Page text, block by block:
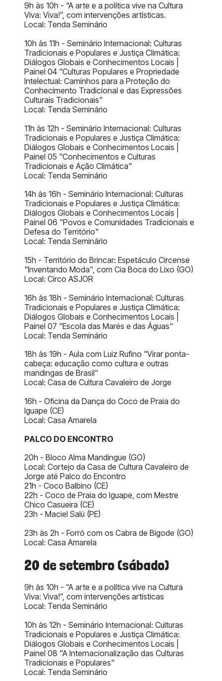
9h às 10h - “A arte e a política vive na Cultura
Viva: Viva!”, com intervenções artísticas.
Local: Tenda Seminário
10h às 11h - Seminário Internacional: Culturas
Tradicionais e Populares e Justiça Climática:
Diálogos Globais e Conhecimentos Locais |
Painel 04 "Culturas Populares e Propriedade
Intelectual: Caminhos para a Proteção do
Conhecimento Tradicional e das Expressões
Culturais Tradicionais"
Local: Tenda Seminário
11h às 12h - Seminário Internacional: Culturas
Tradicionais e Populares e Justiça Climática:
Diálogos Globais e Conhecimentos Locais |
Painel 05 "Conhecimentos e Culturas
Tradicionais e Ação Climática"
Local: Tenda Seminário
14h às 16h - Seminário Internacional: Culturas
Tradicionais e Populares e Justiça Climática:
Diálogos Globais e Conhecimentos Locais |
Painel 06 "Povos e Comunidades Tradicionais e
Defesa do Território"
Local: Tenda Seminário
15h - Território do Brincar: Espetáculo Circense
"Inventando Moda", com Cia Boca do Lixo (GO)
Local: Circo ASJOR
16h às 18h - Seminário Internacional: Culturas
Tradicionais e Populares e Justiça Climática:
Diálogos Globais e Conhecimentos Locais |
Painel 07 "Escola das Marés e das Águas"
Local: Tenda Seminário
18h às 19h - Aula com Luiz Rufino "Virar ponta-
cabeça: educação como cultura e outras
mandingas de Brasil"
Local: Casa de Cultura Cavaleiro de Jorge
16h - Oficina da Dança do Coco de Praia do
Iguape (CE)
Local: Casa Amarela
PALCO DO ENCONTRO
20h - Bloco Alma Mandingue (GO)
Local: Cortejo da Casa de Cultura Cavaleiro de
Jorge até Palco do Encontro
21h - Coco Balbino (CE)
22h - Coco de Praia do Iguape, com Mestre
Chico Casueira (CE)
23h - Maciel Salú (PE)
23h às 2h - Forró com os Cabra de Bigode (GO)
Local: Casa Amarela
20 de setembro (sábado)
9h às 10h - “A arte e a política vive na Cultura
Viva: Viva!”, com intervenções artísticas
Local: Tenda Seminário
10h às 12h - Seminário Internacional: Culturas
Tradicionais e Populares e Justiça Climática:
Diálogos Globais e Conhecimentos Locais |
Painel 08 "A Internacionalização das Culturas
Tradicionais e Populares"
Local: Tenda Seminário